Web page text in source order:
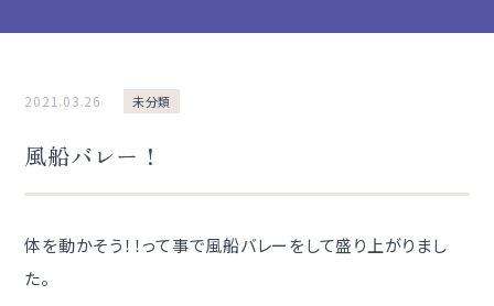
2021.03.26 未分類
風船バレー！
体を動かそう！！って事で風船バレーをして盛り上がりまし
た。